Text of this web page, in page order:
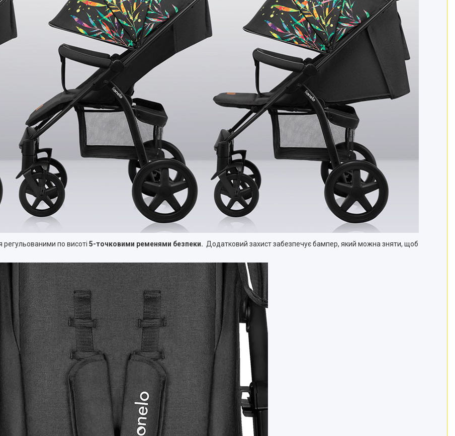
регульованими по висоті 5-точковими ременями безпеки. Додатковий захист забезпечує бампер, який можна зняти, щоб